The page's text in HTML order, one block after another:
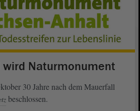
wird Naturmonument
30 Jahre nach dem Mauerfall
beschlossen.